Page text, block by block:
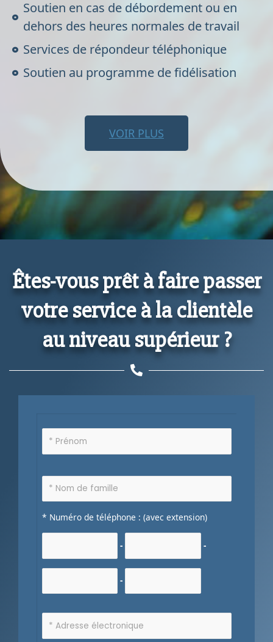
Soutien en cas de débordement ou en
dehors des heures normales de travail
Services de répondeur téléphonique
Soutien au programme de fidélisation
VOIR PLUS
Êtes-vous prêt à faire passer
votre service à la clientèle
au niveau supérieur ?
* Numéro de téléphone : (avec extension)
- -
-